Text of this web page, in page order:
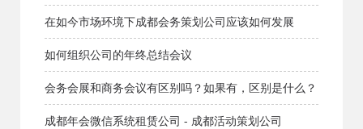
划的爱
在如今市场环境下成都会务策划公司应该如何发展
如何组织公司的年终总结会议
会务会展和商务会议有区别吗？如果有，区别是什么？
成都年会微信系统租赁公司 - 成都活动策划公司